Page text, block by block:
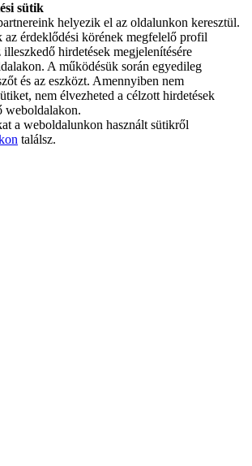
sütik
helyezik el az oldalunkon keresztül.
az érdeklődési körének megfelelő profil
hirdetések megjelenítésére
A működésük során egyedileg
és az eszközt. Amennyiben nem
nem élvezheted a célzott hirdetések
weboldalakon.
a weboldalunkon használt sütikről
találsz.